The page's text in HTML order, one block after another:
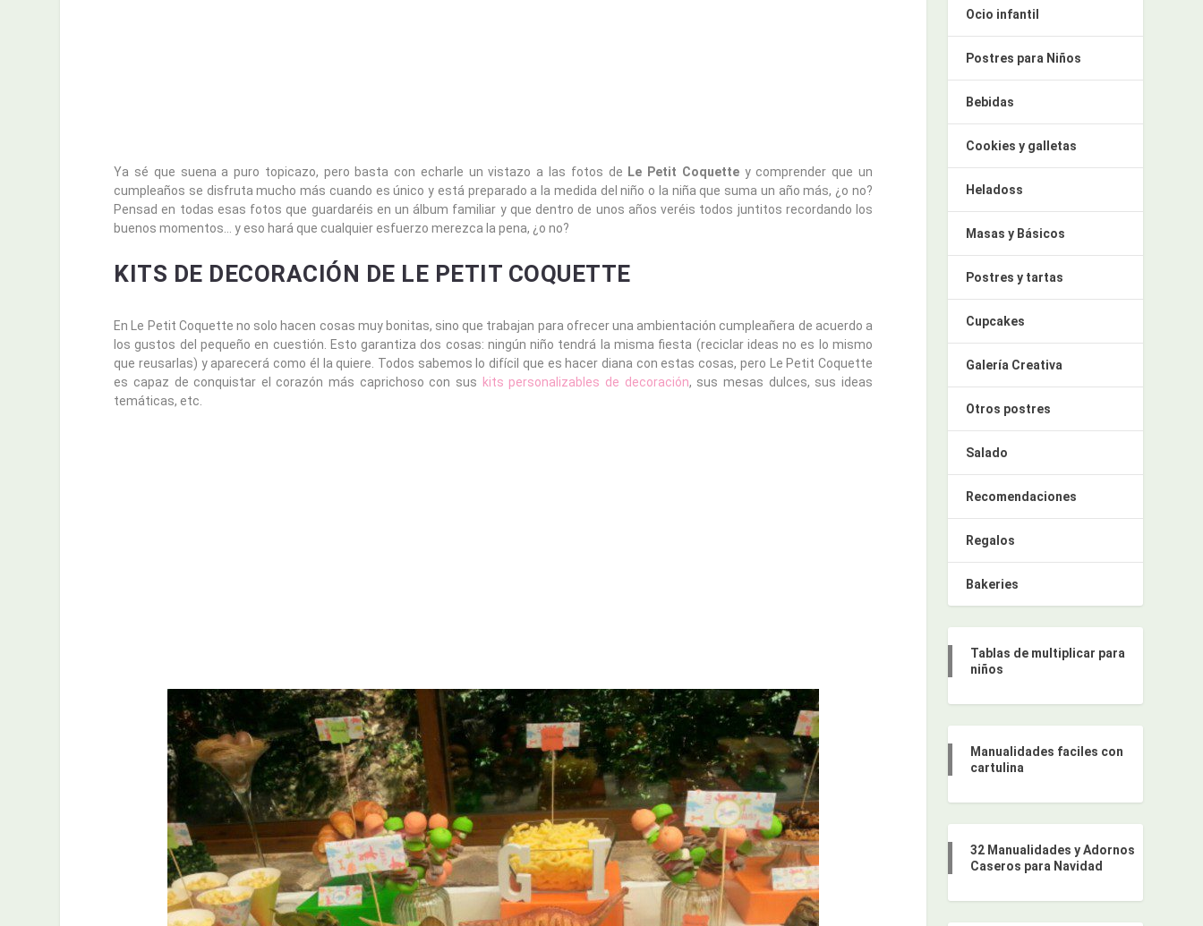
Ya sé que suena a puro topicazo, pero basta con echarle un vistazo a las fotos de Le Petit Coquettey comprender que un
cumpleaños se disfruta mucho más cuando es único y está preparado a la medida del niño o la niña que suma un año más, ¿o no?
Pensad en todas esas fotos que guardaréis en un álbum familiar y que dentro de unos años veréis todos juntitos recordando los
buenos momentos… y eso hará que cualquier esfuerzo merezca la pena, ¿o no?
KITS DE DECORACIÓN DE LE PETIT COQUETTE
En Le Petit Coquette no solo hacen cosas muy bonitas, sino que trabajan para ofrecer una ambientación cumpleañera de acuerdo a
los gustos del pequeño en cuestión. Esto garantiza dos cosas: ningún niño tendrá la misma fiesta (reciclar ideas no es lo mismo
que reusarlas) y aparecerá como él la quiere. Todos sabemos lo difícil que es hacer diana con estas cosas, pero Le Petit Coquette
es capaz de conquistar el corazón más caprichoso con sus kits personalizables de decoración, sus mesas dulces, sus ideas
temáticas, etc.
Ocio infantil
Postres para Niños
Bebidas
Cookies y galletas
Heladoss
Masas y Básicos
Postres y tartas
Cupcakes
Galería Creativa
Otros postres
Salado
Recomendaciones
Regalos
Bakeries
Tablas de multiplicar para
niños
Manualidades faciles con
cartulina
32 Manualidades y Adornos
Caseros para Navidad